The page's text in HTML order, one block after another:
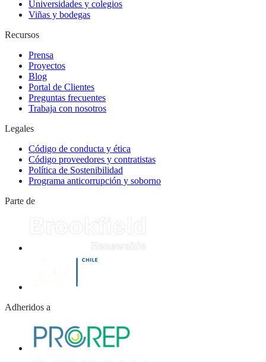
Universidades y colegios
Viñas y bodegas
Recursos
Prensa
Proyectos
Blog
Portal de Clientes
Preguntas frecuentes
Trabaja con nosotros
Legales
Código de conducta y ética
Código proveedores y contratistas
Política de Sostenibilidad
Programa anticorrupción y soborno
Parte de
Adheridos a